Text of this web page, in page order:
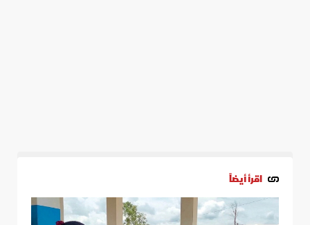
اقرأ أيضاً